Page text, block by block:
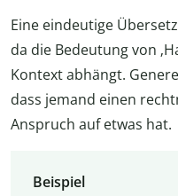
Eine eindeutige
da die Bedeutung von
Kontext abhängt.
dass jemand einen
Anspruch auf etwas hat.
Beispiel